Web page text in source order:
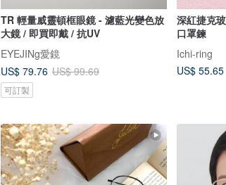
TR 輕量威靈頓框眼鏡 - 濾藍光變色放
大鏡 / 即買即戴 / 抗UV
EYEJINg愛鏡
US$ 79.76 US$ 99.69
可訂製
深紅捷克
口罩鍊
Ichi-ring
US$ 55.65